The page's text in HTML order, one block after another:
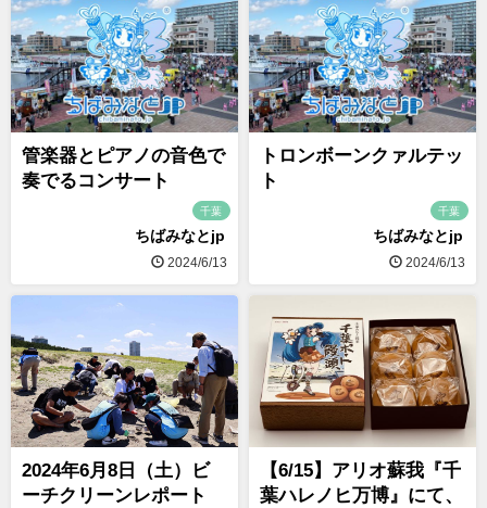
管楽器とピアノの音色で
奏でるコンサート
千葉
ちばみなとjp
2024/6/13
トロンボーンクァルテッ
ト
千葉
ちばみなとjp
2024/6/13
2024年6月8日（土）ビ
ーチクリーンレポート
【6/15】アリオ蘇我『千
葉ハレノヒ万博』にて、